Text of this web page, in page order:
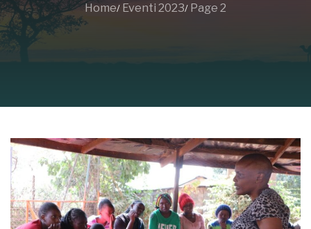
Home Eventi 2023 Page 2